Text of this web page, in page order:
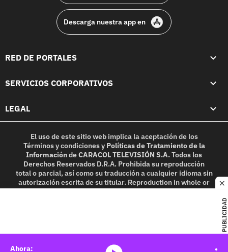
PUBLICIDAD
Descarga nuestra app en
RED DE PORTALES
SERVICIOS CORPORATIVOS
LEGAL
El uso de este sitio web implica la aceptación de los
Términos y condicionesy Políticas de Tratamiento de la
InformacióndeCARACOL TELEVISIÓN S.A.Todos los
Derechos Reservados D.R.A. Prohibida su reproducción
total o parcial, así como su traducción a cualquier idioma sin
autorización escrita de su titular. Reproduction in whole or
in part, or translation without written permission is